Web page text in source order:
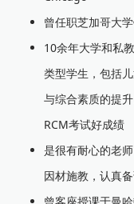
曾任职芝加哥大
10余年大学和私
类型学生，包括
与综合素质的提
RCM考试好成绩
是很有耐心的老
因材施教，认真